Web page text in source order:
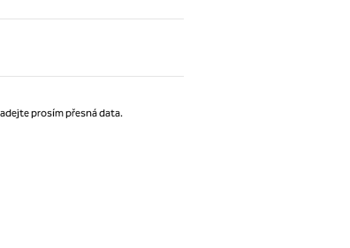
prosím přesná data.